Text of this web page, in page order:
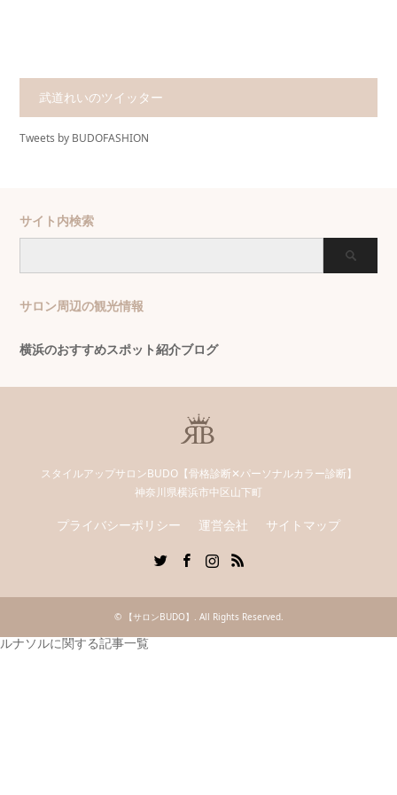
武道れいのツイッター
Tweets by BUDOFASHION
サイト内検索
サロン周辺の観光情報
横浜のおすすめスポット紹介ブログ
スタイルアップサロンBUDO【骨格診断✕パーソナルカラー診断】
神奈川県横浜市中区山下町
プライバシーポリシー 運営会社
サイトマップ
RSS
© 【サロンBUDO】 . All Rights Reserved.
ルナソルに関する記事一覧